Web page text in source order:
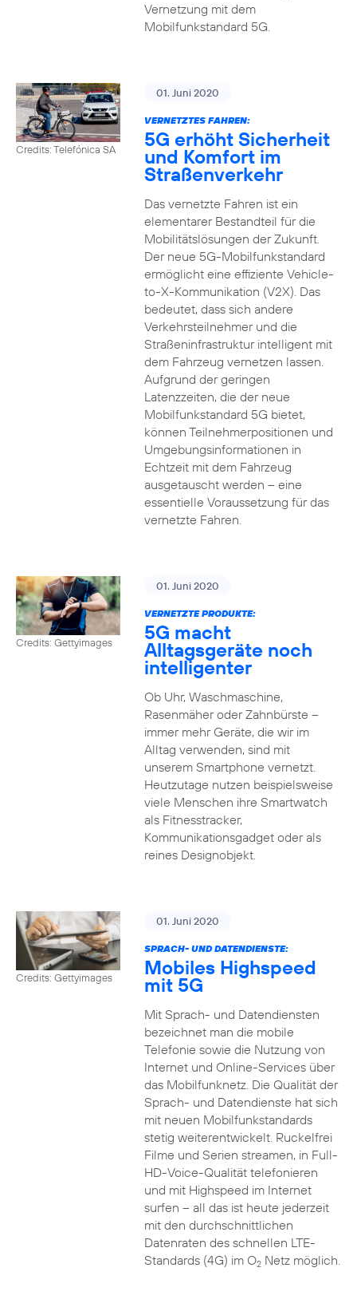
Vernetzung mit dem
Mobilfunkstandard 5G.
Credits: Telefónica SA
01. Juni 2020
VERNETZTES FAHREN:
5G erhöht Sicherheit
und Komfort im
Straßenverkehr
Das vernetzte Fahren ist ein
elementarer Bestandteil für die
Mobilitätslösungen der Zukunft.
Der neue 5G-Mobilfunkstandard
ermöglicht eine effiziente Vehicle-
to-X-Kommunikation (V2X). Das
bedeutet, dass sich andere
Verkehrsteilnehmer und die
Straßeninfrastruktur intelligent mit
dem Fahrzeug vernetzen lassen.
Aufgrund der geringen
Latenzzeiten, die der neue
Mobilfunkstandard 5G bietet,
können Teilnehmerpositionen und
Umgebungsinformationen in
Echtzeit mit dem Fahrzeug
ausgetauscht werden – eine
essentielle Voraussetzung für das
vernetzte Fahren.
Credits: Gettyimages
01. Juni 2020
VERNETZTE PRODUKTE:
5G macht
Alltagsgeräte noch
intelligenter
Ob Uhr, Waschmaschine,
Rasenmäher oder Zahnbürste –
immer mehr Geräte, die wir im
Alltag verwenden, sind mit
unserem Smartphone vernetzt.
Heutzutage nutzen beispielsweise
viele Menschen ihre Smartwatch
als Fitnesstracker,
Kommunikationsgadget oder als
reines Designobjekt.
Credits: Gettyimages
01. Juni 2020
SPRACH- UND DATENDIENSTE:
Mobiles Highspeed
mit 5G
Mit Sprach- und Datendiensten
bezeichnet man die mobile
Telefonie sowie die Nutzung von
Internet und Online-Services über
das Mobilfunknetz. Die Qualität der
Sprach- und Datendienste hat sich
mit neuen Mobilfunkstandards
stetig weiterentwickelt. Ruckelfrei
Filme und Serien streamen, in Full-
HD-Voice-Qualität telefonieren
und mit Highspeed im Internet
surfen – all das ist heute jederzeit
mit den durchschnittlichen
Datenraten des schnellen LTE-
Standards (4G) im O2Netz möglich.